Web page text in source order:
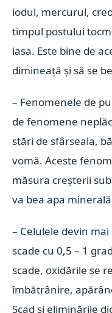
iodul, mercurul,
timpul postului
iasa. Este bine de
dimineață și să se
– Fenomenele de
de fenomene
stări de sfârseala,
vomă. Aceste
măsura creșterii
va bea apa
– Celulele devin
scade cu 0,5 – 1
scade, oxidările se
îmbătrânire,
Scad și eliminările